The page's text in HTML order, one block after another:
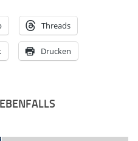
Threads
Drucken